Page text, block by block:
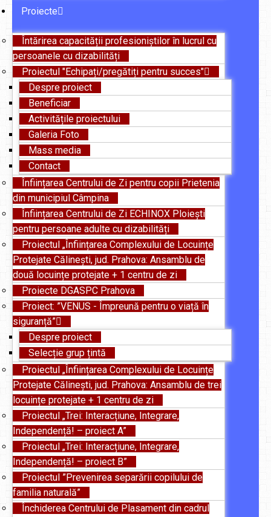
Proiecte
Întărirea capacității profesioniștilor în lucrul cu
persoanele cu dizabilități
Proiectul "Echipați/pregătiți pentru succes"
Despre proiect
Beneficiar
Activitățile proiectului
Galeria Foto
Mass media
Contact
Înființarea Centrului de Zi pentru copii Prietenia
din municipiul Câmpina
Înființarea Centrului de Zi ECHINOX Ploiești
pentru persoane adulte cu dizabilități
Proiectul „Înființarea Complexului de Locuințe
Protejate Călinești, jud. Prahova: Ansamblu de
două locuințe protejate + 1 centru de zi
Proiecte DGASPC Prahova
Proiect: ”VENUS - Împreună pentru o viață în
siguranță”
Despre proiect
Selecție grup țintă
Proiectul „Înființarea Complexului de Locuințe
Protejate Călinești, jud. Prahova: Ansamblu de trei
locuințe protejate + 1 centru de zi
Proiectul „Trei: Interacțiune, Integrare,
Independență! – proiect A”
Proiectul „Trei: Interacțiune, Integrare,
Independență! – proiect B”
Proiectul ”Prevenirea separării copilului de
familia naturală”
Închiderea Centrului de Plasament din cadrul